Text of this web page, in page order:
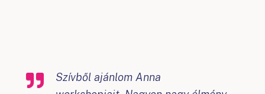
Szívből ajánlom Anna